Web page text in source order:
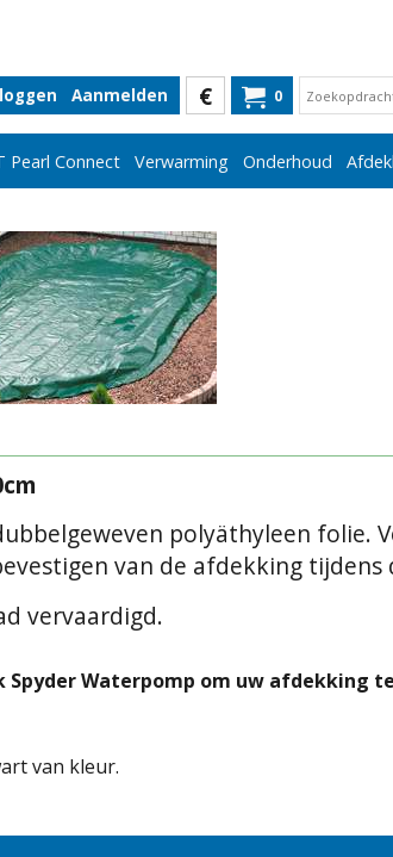
0
€
Aanmelden
Pearl Connect Verwarming Onderhoud
polyäthyleen folie.
van de afdekking tijdens
vervaardigd.
Spyder Waterpomp om uw afdekking
van kleur.